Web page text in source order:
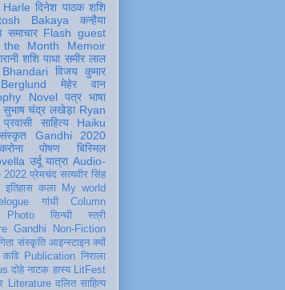
Harle दिनेश पाठक शशि
Bakaya
कन्हैया
समाचार Flash guest
Month
Memoir
शशि पाधा समीर लाल
विजय कुमार
मेहेर वान
Novel पत्र भाषा
सुभाष चंद्र लखेड़ा Ryan
प्रवासी साहित्य
Haiku
संस्कृत
Gandhi 2020
करोना पोषण
बिस्मिल
उर्दू यात्रा Audio-
2022 प्रेमचंद सत्यवीर सिंह
इतिहास कला
My world
गांधी
Column
Photo सिन्धी
स्त्री
Gandhi
Non-Fiction
संस्कृति आइन्स्टाइन क्यों
Publication निराला
दोहे नाटक हास्य LitFest
Literature दलित साहित्य